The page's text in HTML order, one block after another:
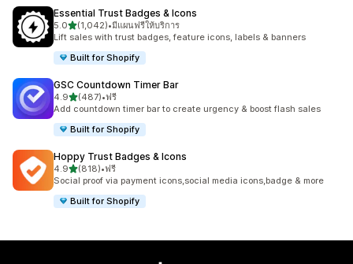
Essential Trust Badges & Icons
5.0เต็ม 5 ดาว
(1,042)
ทั้งหมด 1042 รีวิว
•มีแผนฟรีให้บริการ
Lift sales with trust badges, feature icons, labels & banners
Built for Shopify
GSC Countdown Timer Bar
4.9เต็ม 5 ดาว
(487)
ทั้งหมด 487 รีวิว
•ฟรี
Add countdown timer bar to create urgency & boost flash sales
Built for Shopify
Hoppy Trust Badges & Icons
4.9เต็ม 5 ดาว
(818)
ทั้งหมด 818 รีวิว
•ฟรี
Social proof via payment icons,social media icons,badge & more
Built for Shopify